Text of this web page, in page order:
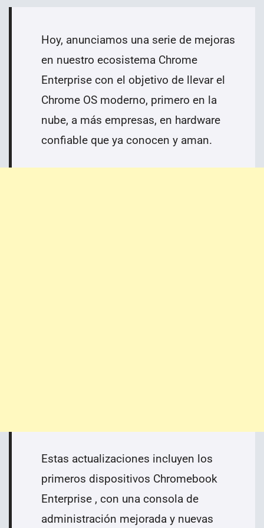
Hoy, anunciamos una serie de mejoras
en nuestro ecosistema Chrome
Enterprise con el objetivo de llevar el
Chrome OS moderno, primero en la
nube, a más empresas, en hardware
confiable que ya conocen y aman.
Estas actualizaciones incluyen los
primeros dispositivos Chromebook
Enterprise , con una consola de
administración mejorada y nuevas